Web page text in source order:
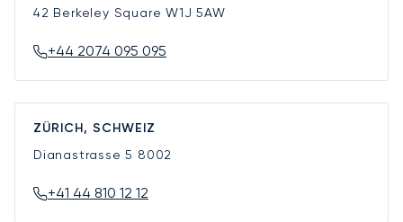
42 Berkeley SquareW1J 5AW
+44 2074 095 095
ZÜRICH, SCHWEIZ
Dianastrasse 5 8002
+41 44 810 12 12